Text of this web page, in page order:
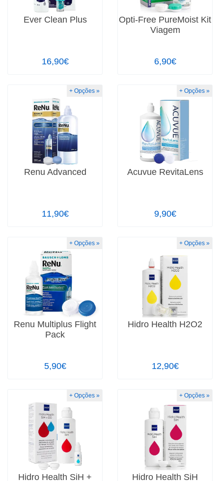
Ever Clean Plus
16,90€
Opti-Free PureMoist Kit
Viagem
6,90€
Renu Advanced
11,90€
+ Opções »
Acuvue RevitaLens
9,90€
+ Opções »
Renu Multiplus Flight
Pack
5,90€
+ Opções »
Hidro Health H2O2
12,90€
+ Opções »
Hidro Health SiH +
+ Opções »
Hidro Health SiH
+ Opções »